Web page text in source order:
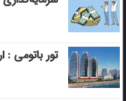
تور باتومی :